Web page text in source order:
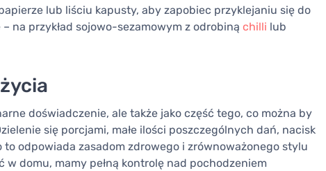
lub liściu kapusty, aby zapobiec przyklejaniu się do
na przykład sojowo-sezamowym z odrobiną chilli lub
doświadczenie, ale także jako część tego, co można by
się porcjami, małe ilości poszczególnych dań, nacisk
odpowiada zasadom zdrowego i zrównoważonego stylu
domu, mamy pełną kontrolę nad pochodzeniem